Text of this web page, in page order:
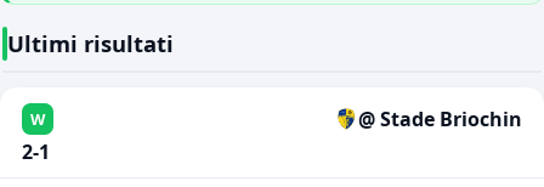
Ultimi risultati
W
@ Stade Briochin
2-1